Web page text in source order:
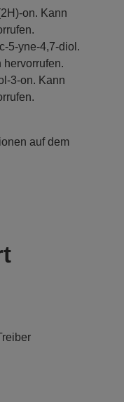
on. Kann
5-yne-4,7-diol.
hervorrufen.
3-on. Kann
auf dem